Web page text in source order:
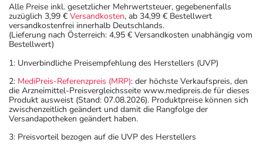
Alle Preise inkl. gesetzlicher Mehrwertsteuer, gegebenenfalls
zuzüglich 3,99 € Versandkosten, ab 34,99 € Bestellwert
versandkostenfrei innerhalb Deutschlands.
(Lieferung nach Österreich: 4,95 € Versandkosten unabhängig vom
Bestellwert)
1: Unverbindliche Preisempfehlung des Herstellers (UVP)
2: MediPreis-Referenzpreis (MRP): der höchste Verkaufspreis, den
die Arzneimittel-Preisvergleichsseite www.medipreis.de für dieses
Produkt ausweist (Stand: 07.08.2026). Produktpreise können sich
zwischenzeitlich geändert und damit die Rangfolge der
Versandapotheken geändert haben.
3: Preisvorteil bezogen auf die UVP des Herstellers